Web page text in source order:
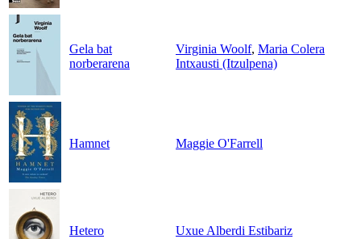
Gela bat
norberarena
Virginia Woolf, Maria Colera
Intxausti (Itzulpena)
Hamnet Maggie O'Farrell
Hetero Uxue Alberdi Estibariz